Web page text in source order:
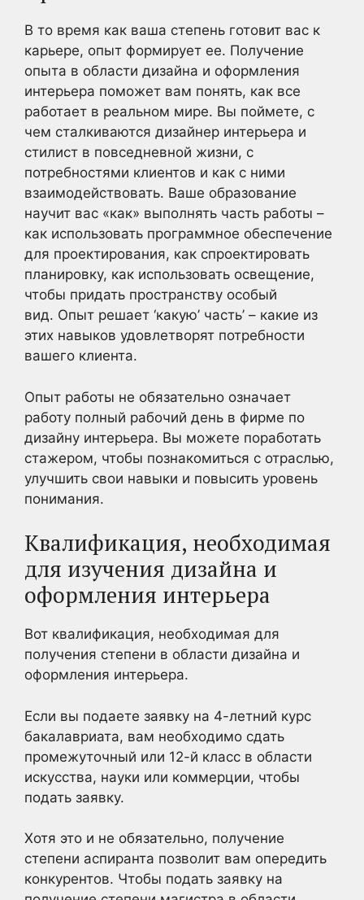
В то время как ваша степень готовит вас к
карьере, опыт формирует ее. Получение
опыта в области дизайна и оформления
интерьера поможет вам понять, как все
работает в реальном мире. Вы поймете, с
чем сталкиваются дизайнер интерьера и
стилист в повседневной жизни, с
потребностями клиентов и как с ними
взаимодействовать. Ваше образование
научит вас «как» выполнять часть работы –
как использовать программное обеспечение
для проектирования, как спроектировать
планировку, как использовать освещение,
чтобы придать пространству особый
вид. Опыт решает ‘какую’ часть’ – какие из
этих навыков удовлетворят потребности
вашего клиента.
Опыт работы не обязательно означает
работу полный рабочий день в фирме по
дизайну интерьера. Вы можете поработать
стажером, чтобы познакомиться с отраслью,
улучшить свои навыки и повысить уровень
понимания.
Квалификация, необходимая
для изучения дизайна и
оформления интерьера
Вот квалификация, необходимая для
получения степени в области дизайна и
оформления интерьера.
Если вы подаете заявку на 4-летний курс
бакалавриата, вам необходимо сдать
промежуточный или 12-й класс в области
искусства, науки или коммерции, чтобы
подать заявку.
Хотя это и не обязательно, получение
степени аспиранта позволит вам опередить
конкурентов. Чтобы подать заявку на